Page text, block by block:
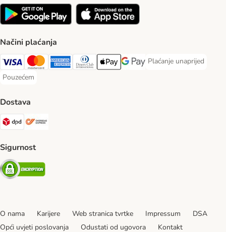
Načini plaćanja
Visa Payment Method
MasterCard Payment Method
American Express Payment Method
Diners Club Payment Method
Payment MethodGoogle pay Payment Method
Plaćanje unaprijed
Plaćanje unaprijed
Pouzećem
Pouzećem Payment Method
Dostava
DPD Shipping Method
Sigurnost
Security
O nama Karijere Web stranica tvrtke Impressum
DSA
Opći uvjeti poslovanja
Odustati od ugovora Kontakt